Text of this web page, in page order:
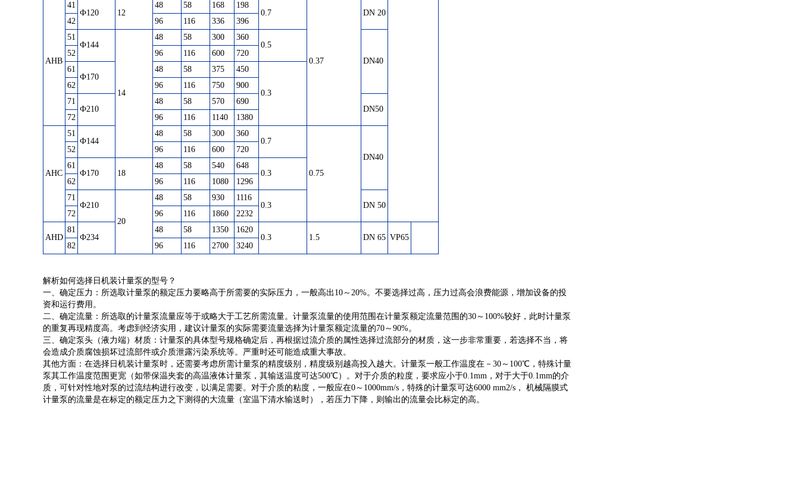
AHB
41
Ф120
12
48 58 168
198
0.7
0.37
DN 20
42
96 116 336
396
51
Ф144
14
48 58 300
360
0.5
DN40
52 96 116 600
720
61
Ф170
48 58 375 450
0.3
62 96 116 750
900
71
Ф210
48 58 570
690
DN50
72
96 116 1140 1380
AHC
51
Ф144
48 58 300
360
0.7
0.75
DN40
52 96 116 600
720
61
Ф170
18
48 58 540
648
0.3
62
96 116 1080
1296
71
Ф210
20
48 58 930
1116
0.3
DN 50
72
96 116 1860 2232
AHD
81
Ф234
48 58 1350
1620
0.3
1.5 DN 65 VP65
82
96 116 2700 3240
解析如何选择日机装计量泵的型号？
一、确定压力：所选取计量泵的额定压力要略高于所需要的实际压力，一般高出10～20%。不要选择过高，压力过高会浪费能源，增加设备的投
资和运行费用。
二、确定流量：所选取的计量泵流量应等于或略大于工艺所需流量。计量泵流量的使用范围在计量泵额定流量范围的30～100%较好，此时计量泵
的重复再现精度高。考虑到经济实用，建议计量泵的实际需要流量选择为计量泵额定流量的70～90%。
三、确定泵头（液力端）材质：计量泵的具体型号规格确定后，再根据过流介质的属性选择过流部分的材质，这一步非常重要，若选择不当，将
会造成介质腐蚀损坏过流部件或介质泄露污染系统等。严重时还可能造成重大事故。
其他方面：在选择日机装计量泵时，还需要考虑所需计量泵的精度级别，精度级别越高投入越大。计量泵一般工作温度在－30～100℃，特殊计量
泵其工作温度范围更宽（如带保温夹套的高温液体计量泵，其输送温度可达500℃）。对于介质的粒度，要求应小于0.1mm，对于大于0.1mm的介
质，可针对性地对泵的过流结构进行改变，以满足需要。对于介质的粘度，一般应在0～1000mm/s，特殊的计量泵可达6000 mm2/s， 机械隔膜式
计量泵的流量是在标定的额定压力之下测得的大流量（室温下清水输送时），若压力下降，则输出的流量会比标定的高。